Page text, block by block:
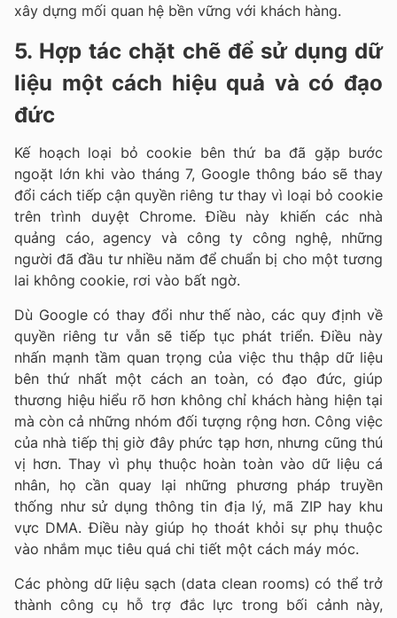
xây dựng mối quan hệ bền vững với khách hàng.
5. Hợp tác chặt chẽ để sử dụng dữ
liệu một cách hiệu quả và có đạo
đức
Kế hoạch loại bỏ cookie bên thứ ba đã gặp bước
ngoặt lớn khi vào tháng 7, Google thông báo sẽ thay
đổi cách tiếp cận quyền riêng tư thay vì loại bỏ cookie
trên trình duyệt Chrome. Điều này khiến các nhà
quảng cáo, agency và công ty công nghệ, những
người đã đầu tư nhiều năm để chuẩn bị cho một tương
lai không cookie, rơi vào bất ngờ.
Dù Google có thay đổi như thế nào, các quy định về
quyền riêng tư vẫn sẽ tiếp tục phát triển. Điều này
nhấn mạnh tầm quan trọng của việc thu thập dữ liệu
bên thứ nhất một cách an toàn, có đạo đức, giúp
thương hiệu hiểu rõ hơn không chỉ khách hàng hiện tại
mà còn cả những nhóm đối tượng rộng hơn. Công việc
của nhà tiếp thị giờ đây phức tạp hơn, nhưng cũng thú
vị hơn. Thay vì phụ thuộc hoàn toàn vào dữ liệu cá
nhân, họ cần quay lại những phương pháp truyền
thống như sử dụng thông tin địa lý, mã ZIP hay khu
vực DMA. Điều này giúp họ thoát khỏi sự phụ thuộc
vào nhắm mục tiêu quá chi tiết một cách máy móc.
Các phòng dữ liệu sạch (data clean rooms) có thể trở
thành công cụ hỗ trợ đắc lực trong bối cảnh này,